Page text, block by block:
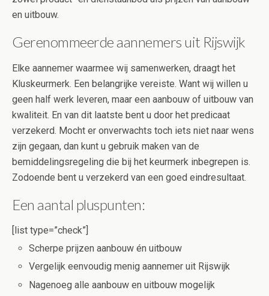
en uitbouw.
Gerenommeerde aannemers uit Rijswijk
Elke aannemer waarmee wij samenwerken, draagt het
Kluskeurmerk. Een belangrijke vereiste. Want wij willen u
geen half werk leveren, maar een aanbouw of uitbouw van
kwaliteit. En van dit laatste bent u door het predicaat
verzekerd. Mocht er onverwachts toch iets niet naar wens
zijn gegaan, dan kunt u gebruik maken van de
bemiddelingsregeling die bij het keurmerk inbegrepen is.
Zodoende bent u verzekerd van een goed eindresultaat.
Een aantal pluspunten:
[list type=”check”]
Scherpe prijzen aanbouw én uitbouw
Vergelijk eenvoudig menig aannemer uit Rijswijk
Nagenoeg alle aanbouw en uitbouw mogelijk